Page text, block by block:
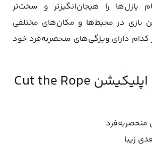
پازل‌ها را هیجان‌انگیزتر و سخت‌تر
بازی در محیط‌ها و مکان‌های مختلفی
کدام دارای ویژگی‌های منحصربه‌فرد خود
قابلیت‌های اپلیکیشن Cut the Rope
منحصربه‌فرد
زیبا